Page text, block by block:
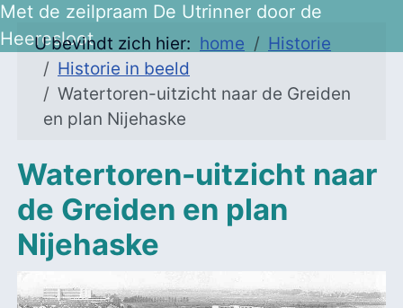
Met de zeilpraam De Utrinner door de
Heeresloot
U bevindt zich hier: home
Historie
Historie in beeld
Watertoren-uitzicht naar de Greiden
en plan Nijehaske
Watertoren-uitzicht naar
de Greiden en plan
Nijehaske